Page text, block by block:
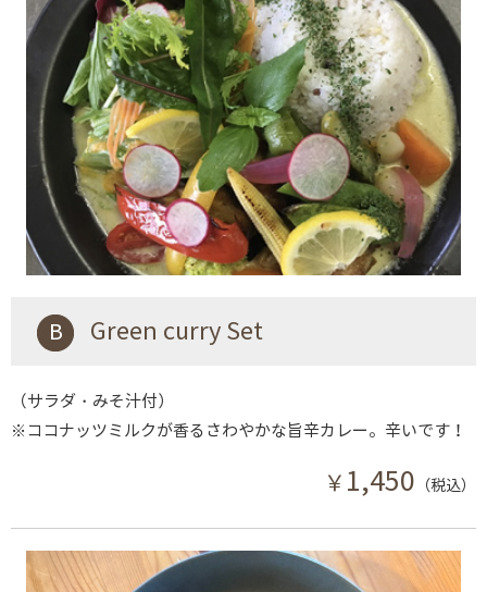
B Green curry Set
（サラダ・みそ汁付）
※ココナッツミルクが香るさわやかな旨辛カレー。辛いです！
￥ 1,450 （税込）